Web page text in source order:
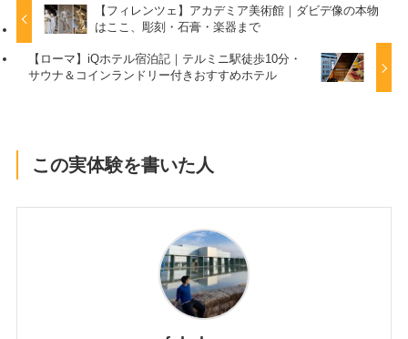
【フィレンツェ】アカデミア美術館｜ダビデ像の本物
はここ、彫刻・石膏・楽器まで
【ローマ】iQホテル宿泊記｜テルミニ駅徒歩10分・
サウナ＆コインランドリー付きおすすめホテル
この実体験を書いた人